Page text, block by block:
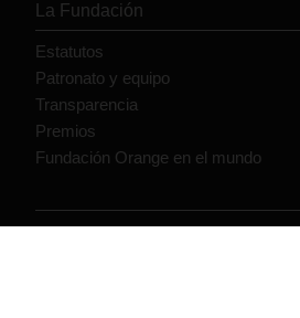
La Fundación
Estatutos
Patronato y equipo
Transparencia
Premios
Fundación Orange en el mundo